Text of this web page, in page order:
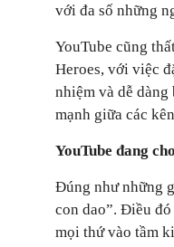
với đa số những
YouTube cũng
Heroes, với việc
nhiệm và dễ
mạnh giữa các
YouTube đang
Đúng như những
con dao”. Điều
mọi thứ vào tầm